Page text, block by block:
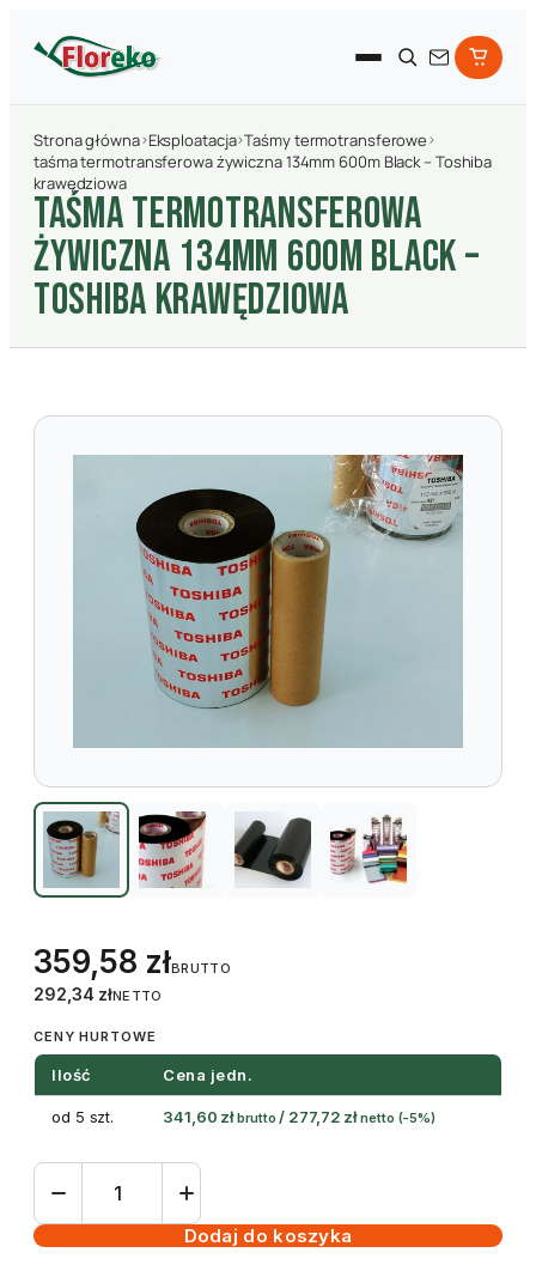
Strona główna›Eksploatacja›Taśmy termotransferowe›
taśma termotransferowa żywiczna 134mm 600m Black – Toshiba
krawędziowa
TAśMA TERMOTRANSFEROWA
żYWICZNA 134MM 600M BLACK –
TOSHIBA KRAWęDZIOWA
359,58 złBRUTTO
292,34 złNETTO
CENY HURTOWE
Ilość Cena jedn.
od 5 szt. 341,60 zł brutto / 277,72 zł netto (-5%)
ilość
termotransferowaDodaj do koszyka